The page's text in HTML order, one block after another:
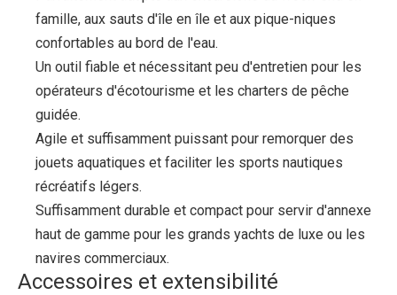
famille, aux sauts d'île en île et aux pique-niques
confortables au bord de l'eau.
Un outil fiable et nécessitant peu d'entretien pour les
opérateurs d'écotourisme et les charters de pêche
guidée.
Agile et suffisamment puissant pour remorquer des
jouets aquatiques et faciliter les sports nautiques
récréatifs légers.
Suffisamment durable et compact pour servir d'annexe
haut de gamme pour les grands yachts de luxe ou les
navires commerciaux.
Accessoires et extensibilité